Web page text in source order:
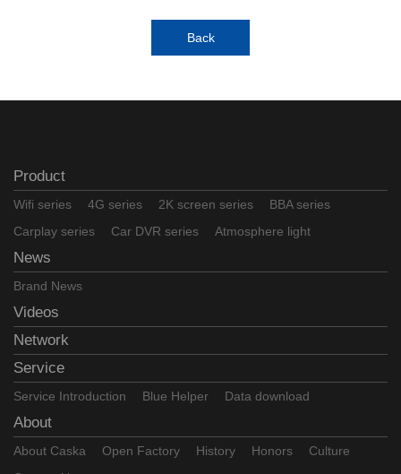
Back
Product
Wifi series 4G series 2K screen series
BBA series
Carplay series
Car DVR series Atmosphere light
News
Brand News
Videos
Network
Service
Service Introduction Blue Helper Data download
About
About Caska Open Factory History Honors
Culture